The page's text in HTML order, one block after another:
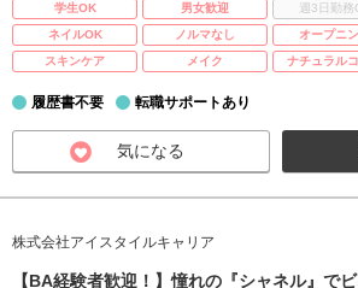
学生OK
男女歓迎 週3日勤務
ネイルOK
ノルマなし オープニ
スキンケア
メイク ナチュラル
履歴書不要 転職サポートあり
気になる
株式会社アイスタイルキャリア
【BA経験者歓迎！】憧れの『シャネル』で